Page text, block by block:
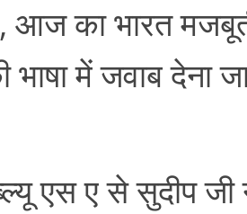
आज का भारत
भाषा में जवाब देना
एस ए से सुदीप